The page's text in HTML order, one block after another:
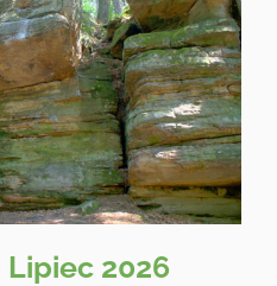
Lipiec 2026